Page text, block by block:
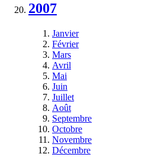
2007
Janvier
Février
Mars
Avril
Mai
Juin
Juillet
Août
Septembre
Octobre
Novembre
Décembre